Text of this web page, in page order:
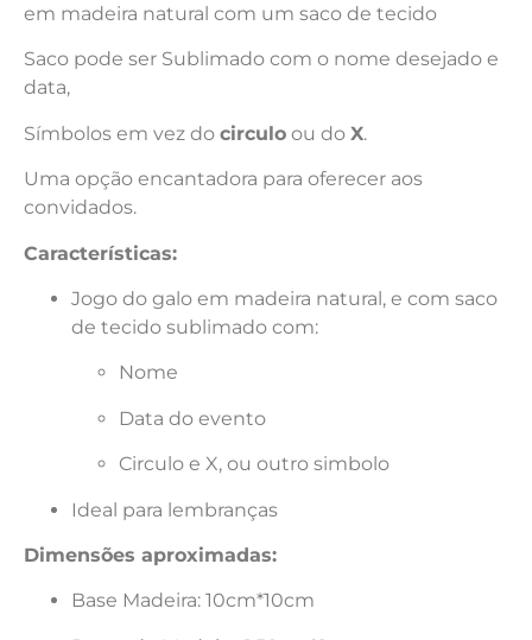
em madeira natural com um saco de tecido
Saco pode ser Sublimado com o nome desejado e
data,
Símbolos em vez do circulo ou do X.
Uma opção encantadora para oferecer aos
convidados.
Características:
Jogo do galo em madeira natural, e com saco
de tecido sublimado com:
Nome
Data do evento
Circulo e X, ou outro simbolo
Ideal para lembranças
Dimensões aproximadas:
Base Madeira: 10cm*10cm